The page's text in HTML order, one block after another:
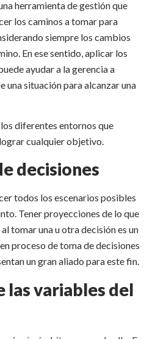
herramienta de gestión que
los caminos a tomar para
siempre los cambios
En ese sentido, aplicar los
ayudar a la gerencia a
una situación para alcanzar una
diferentes entornos que
cualquier objetivo.
decisiones
todos los escenarios posibles
Tener proyecciones de lo que
tomar una u otra decisión es un
proceso de toma de decisiones
un gran aliado para este fin.
las variables del